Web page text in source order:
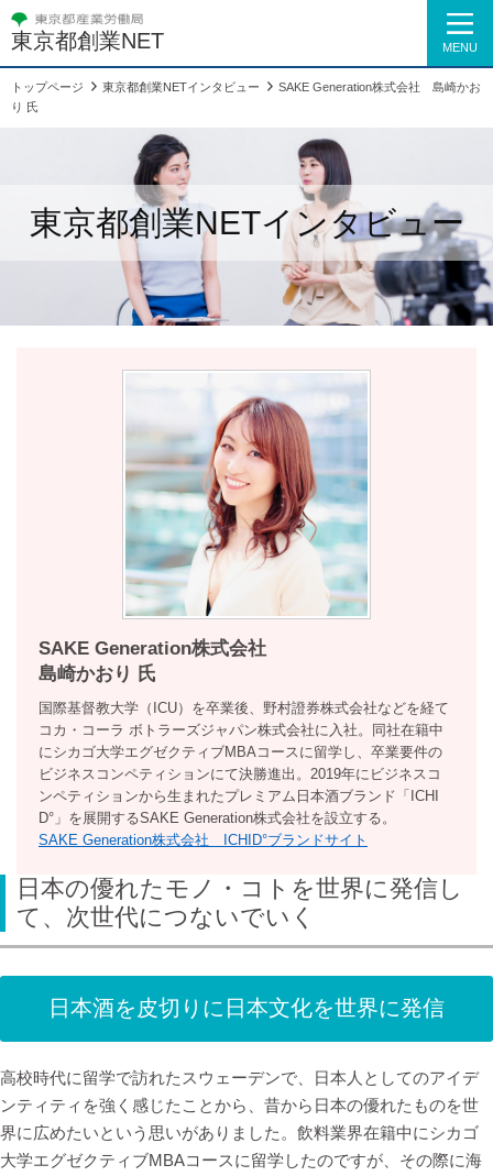
東京都創業NET MENU
トップページ 東京都創業NETインタビュー
SAKE Generation株式会社 島崎かお
り 氏
東京都創業NETインタビュー
SAKE Generation株式会社
島崎かおり 氏
国際基督教大学（ICU）を卒業後、野村證券株式会社などを経て
コカ・コーラ ボトラーズジャパン株式会社に入社。同社在籍中
にシカゴ大学エグゼクティブMBAコースに留学し、卒業要件の
ビジネスコンペティションにて決勝進出。2019年にビジネスコ
ンペティションから生まれたプレミアム日本酒ブランド「ICHI
D°」を展開するSAKE Generation株式会社を設立する。
SAKE Generation株式会社 ICHID°ブランドサイト
日本の優れたモノ・コトを世界に発信し
て、次世代につないでいく
日本酒を皮切りに日本文化を世界に発信
高校時代に留学で訪れたスウェーデンで、日本人としてのアイデ
ンティティを強く感じたことから、昔から日本の優れたものを世
界に広めたいという思いがありました。飲料業界在籍中にシカゴ
大学エグゼクティブMBAコースに留学したのですが、その際に海